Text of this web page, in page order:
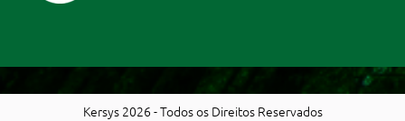
Kersys 2026 - Todos os Direitos Reservados